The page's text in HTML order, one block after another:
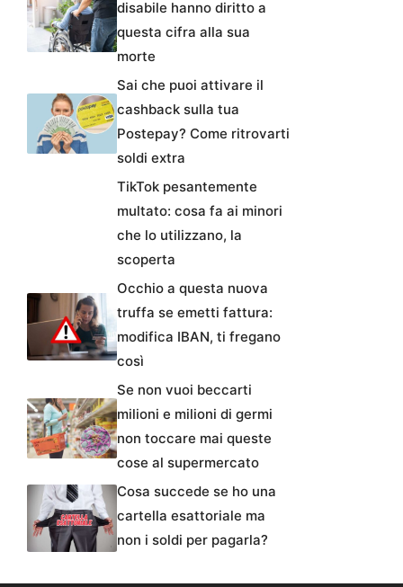
disabile hanno diritto a
questa cifra alla sua
morte
Sai che puoi attivare il
cashback sulla tua
Postepay? Come ritrovarti
soldi extra
TikTok pesantemente
multato: cosa fa ai minori
che lo utilizzano, la
scoperta
Occhio a questa nuova
truffa se emetti fattura:
modifica IBAN, ti fregano
così
Se non vuoi beccarti
milioni e milioni di germi
non toccare mai queste
cose al supermercato
Cosa succede se ho una
cartella esattoriale ma
non i soldi per pagarla?